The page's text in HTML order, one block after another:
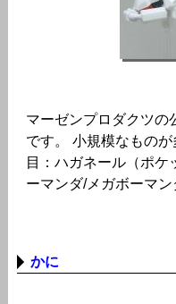
マーゼンプロダクツの
です。 小規模なもの
目：ハガネール（ポケ
ーマンダ/メガボーマ
かに